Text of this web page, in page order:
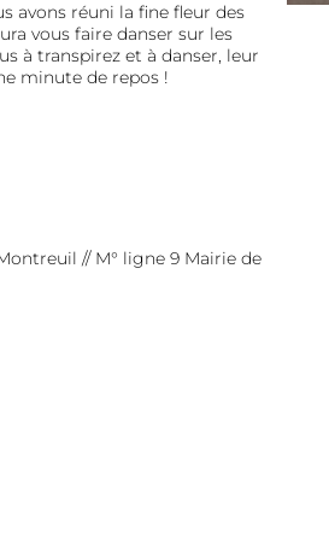
avons réuni la fine fleur des
vous faire danser sur les
à transpirez et à danser, leur
minute de repos !
// M° ligne 9 Mairie de